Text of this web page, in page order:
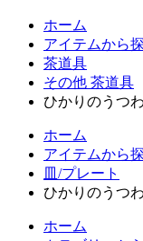
ホーム
アイテムから
茶道具
その他 茶道具
ひかりのうつ
ホーム
アイテムから
皿/プレート
ひかりのうつ
ホーム